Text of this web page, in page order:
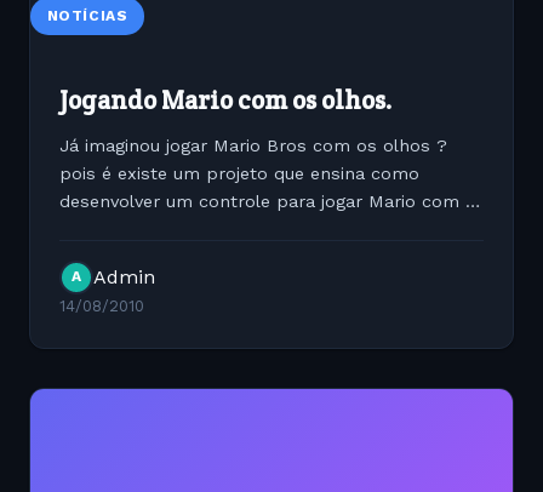
NOTÍCIAS
Jogando Mario com os olhos.
Já imaginou jogar Mario Bros com os olhos ?
pois é existe um projeto que ensina como
desenvolver um controle para jogar Mario com o
A Admin
14/08/2010